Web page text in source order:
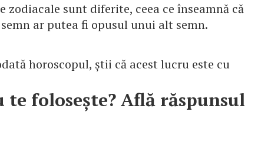
zodiacale sunt diferite, ceea ce înseamnă că
ar putea fi opusul unui alt semn.
horoscopul, știi că acest lucru este cu
te folosește? Află răspunsul